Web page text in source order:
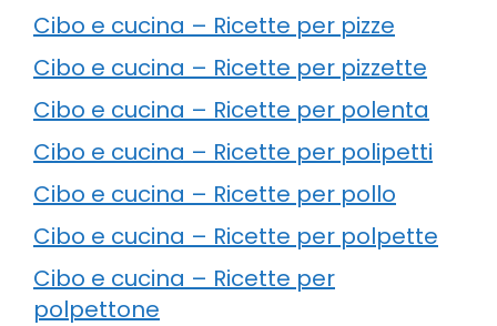
Cibo e cucina – Ricette per pizze
Cibo e cucina – Ricette per pizzette
Cibo e cucina – Ricette per polenta
Cibo e cucina – Ricette per polipetti
Cibo e cucina – Ricette per pollo
Cibo e cucina – Ricette per polpette
Cibo e cucina – Ricette per
polpettone